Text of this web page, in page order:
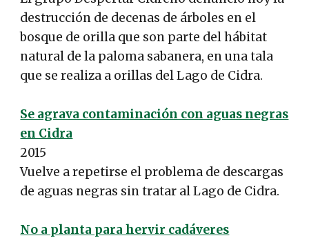
destrucción de decenas de árboles en el
bosque de orilla que son parte del hábitat
natural de la paloma sabanera, en una tala
que se realiza a orillas del Lago de Cidra.
Se agrava contaminación con aguas negras
en Cidra
2015
Vuelve a repetirse el problema de descargas
de aguas negras sin tratar al Lago de Cidra.
No a planta para hervir cadáveres